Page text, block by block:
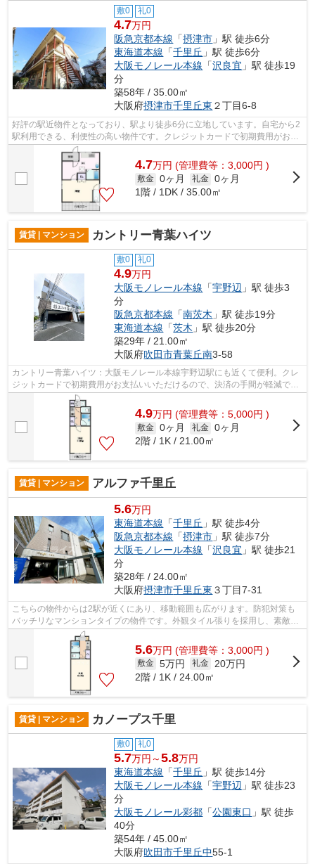
敷0 礼0
4.7万円
阪急京都本線 「摂津市 」駅 徒歩6分
東海道本線 「千里丘 」駅 徒歩6分
大阪モノレール本線 「沢良宜 」駅 徒歩19
分
築58年 / 35.00㎡
大阪府摂津市千里丘東 ２丁目6-8
好評の駅近物件となっており、駅より徒歩6分に立地しています。自宅から2
駅利用できる、利便性の高い物件です。クレジットカードで初期費用がお支
払いいただけるので、決済の手間が軽...
4.7万円 (管理費等：3,000円 )
敷金 0ヶ月 礼金 0ヶ月
1階 / 1DK / 35.00㎡
賃貸 | マンション カントリー青葉ハイツ
敷0 礼0
4.9万円
大阪モノレール本線 「宇野辺 」駅 徒歩3
分
阪急京都本線 「南茨木 」駅 徒歩19分
東海道本線 「茨木 」駅 徒歩20分
築29年 / 21.00㎡
大阪府吹田市青葉丘南3-58
カントリー青葉ハイツ：大阪モノレール本線宇野辺駅にも近くて便利。クレ
ジットカードで初期費用がお支払いいただけるので、決済の手間が軽減でき
ます。駅まで徒歩3分の位置に立地する...
4.9万円 (管理費等：5,000円 )
敷金 0ヶ月 礼金 0ヶ月
2階 / 1K / 21.00㎡
賃貸 | マンション アルファ千里丘
5.6万円
東海道本線 「千里丘 」駅 徒歩4分
阪急京都本線 「摂津市 」駅 徒歩7分
大阪モノレール本線 「沢良宜 」駅 徒歩21
分
築28年 / 24.00㎡
大阪府摂津市千里丘東 ３丁目7-31
こちらの物件からは2駅が近くにあり、移動範囲も広がります。防犯対策も
バッチリなマンションタイプの物件です。外観タイル張りを採用し、素敵な
見た目を演出します。安心安全な家をお...
5.6万円 (管理費等：3,000円 )
敷金 5万円 礼金
20万円
2階 / 1K / 24.00㎡
賃貸 | マンション カノープス千里
敷0 礼0
5.7万円～5.8万円
東海道本線 「千里丘 」駅 徒歩14分
大阪モノレール本線 「宇野辺 」駅 徒歩23
分
大阪モノレール彩都 「公園東口 」駅 徒歩
40分
築54年 / 45.00㎡
大阪府吹田市千里丘中55-1